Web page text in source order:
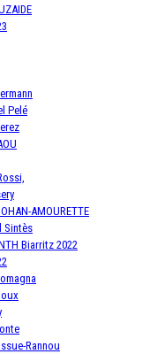
Pelé
AMOURETTE
Sintès
Biarritz 2022
Rannou